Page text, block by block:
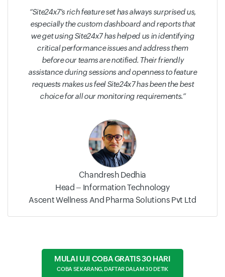
Site24x7's rich feature set has always surprised us,
especially the custom dashboard and reports that
we get using Site24x7 has helped us in identifying
critical performance issues and address them
before our teams are notified. Their friendly
assistance during sessions and openness to feature
requests makes us feel Site24x7 has been the best
choice for all our monitoring requirements.
Chandresh Dedhia
Head – Information Technology
Ascent Wellness And Pharma Solutions Pvt Ltd
MULAI UJI COBA GRATIS 30 HARI
COBA SEKARANG, DAFTAR DALAM 30 DETIK